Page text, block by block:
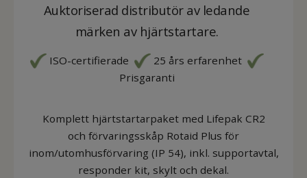
Auktoriserad distributör av ledande
märken av hjärtstartare.
ISO-certifierade
25 års erfarenhet
Prisgaranti
Komplett hjärtstartarpaket med Lifepak CR2
och förvaringsskåp Rotaid Plus för
inom/utomhusförvaring (IP 54), inkl. supportavtal,
responder kit, skylt och dekal.